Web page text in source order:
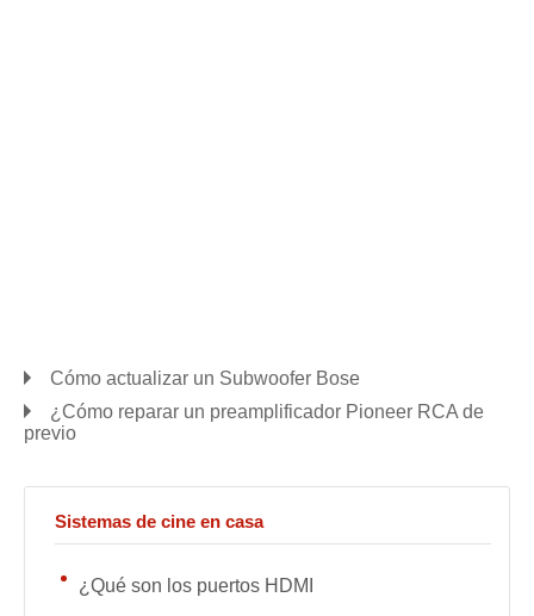
Cómo actualizar un Subwoofer Bose
¿Cómo reparar un preamplificador Pioneer RCA de
previo
Sistemas de cine en casa
¿Qué son los puertos HDMI